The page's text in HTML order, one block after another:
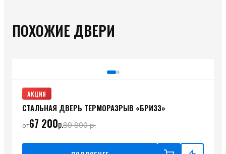
ПОХОЖИЕ ДВЕРИ
АКЦИЯ
СТАЛЬНАЯ ДВЕРЬ ТЕРМОРАЗРЫВ «БРИЗЗ»
от67 200р.89 800р.